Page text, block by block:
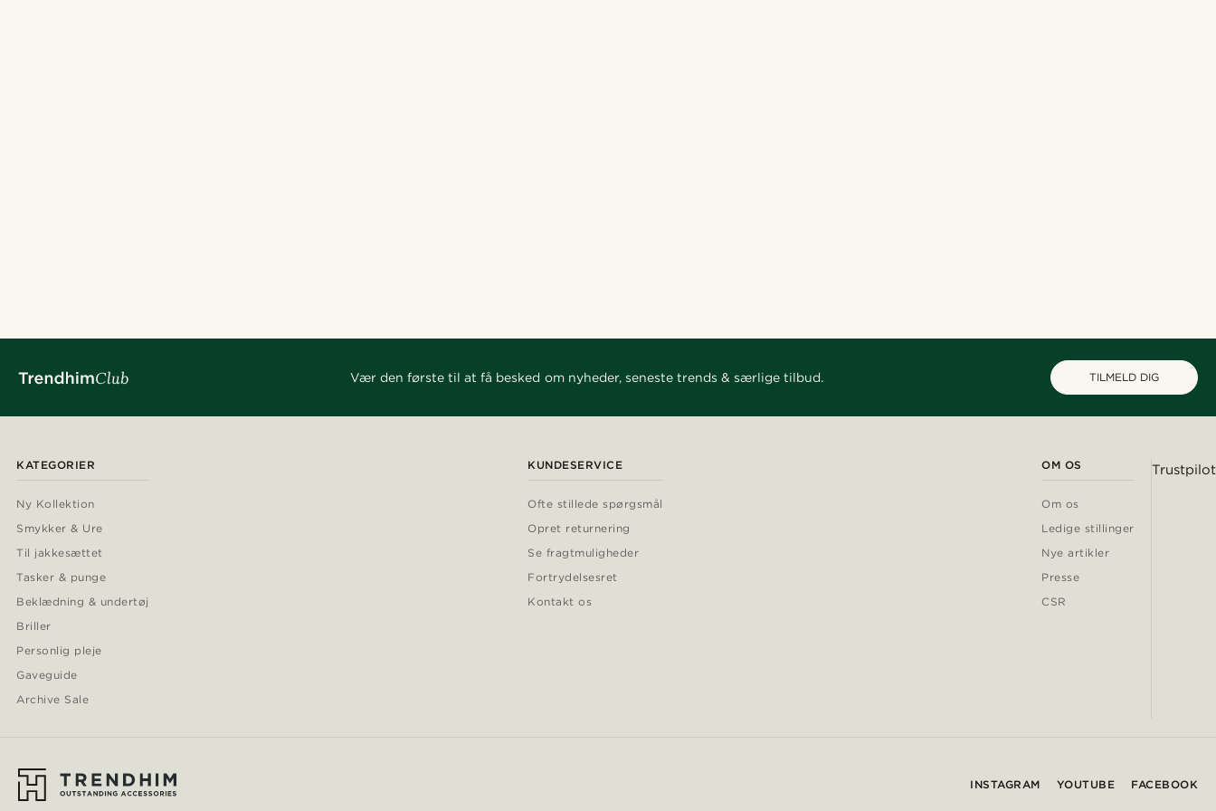
Vær den første til at få besked om nyheder, seneste trends & særlige tilbud. TILMELD DIG
KATEGORIER
Ny Kollektion
Smykker & Ure
Til jakkesættet
Tasker & punge
Beklædning & undertøj
Briller
Personlig pleje
Gaveguide
Archive Sale
KUNDESERVICE
Ofte stillede spørgsmål
Opret returnering
Se fragtmuligheder
Fortrydelsesret
Kontakt os
OM OS
Om os
Ledige stillinger
Nye artikler
Presse
CSR
Trustpilot
INSTAGRAM YOUTUBE FACEBOOK